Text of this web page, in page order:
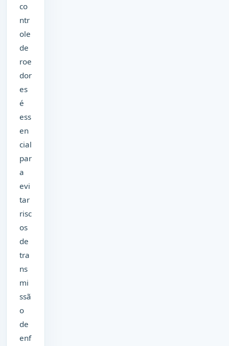
co
ntr
ole
de
roe
dor
es
é
ess
en
cial
par
a
evi
tar
risc
os
de
tra
ns
mi
ssã
o
de
enf